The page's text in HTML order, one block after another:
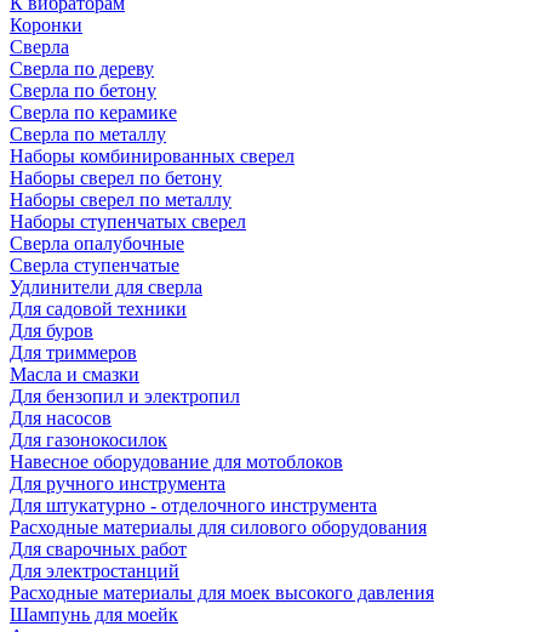
Коронки
Сверла
Сверла по дереву
Сверла по бетону
Сверла по керамике
Сверла по металлу
Наборы комбинированных сверел
Наборы сверел по бетону
Наборы сверел по металлу
Наборы ступенчатых сверел
Сверла опалубочные
Сверла ступенчатые
Удлинители для сверла
Для садовой техники
Для буров
Для триммеров
Масла и смазки
Для бензопил и электропил
Для насосов
Для газонокосилок
Навесное оборудование для мотоблоков
Для ручного инструмента
Для штукатурно - отделочного инструмента
Расходные материалы для силового оборудования
Для сварочных работ
Для электростанций
Расходные материалы для моек высокого давления
Шампунь для моейк